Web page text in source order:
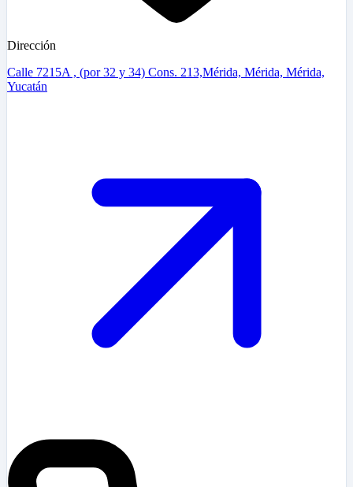
Dirección
Calle 7215A , (por 32 y 34) Cons. 213,Mérida, Mérida, Mérida,
Yucatán